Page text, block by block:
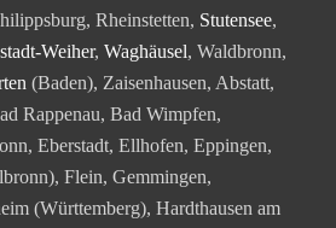
Rheinstetten, Stutensee,
Weiher, Waghäusel, Waldbronn,
(Baden), Zaisenhausen, Abstatt,
Rappenau, Bad Wimpfen,
Eberstadt, Ellhofen, Eppingen,
Flein, Gemmingen,
(Württemberg), Hardthausen am